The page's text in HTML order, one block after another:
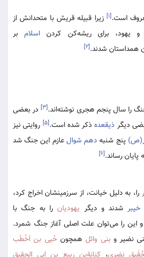
است.[۱]
زیرا قبیله قریش با متحدانش از
و یهود، برای ریشه‌کن کردن اسلامبر
همداستان شدند.[۲]
را سال پنجم هجری نوشته‌اند.[۳]
در بعضی
دیگر ذیقعدهذکر شده است.[۵]
روایتی نیز
پنج شنبه دهم شوالعازم این جنگ شد
پایان رساند.[۶]
را، به دلیل خیانت، از سرزمینشان اخراج کرد،
خیبرشدند و دیگر یهودیانرا به جنگ با
این را می‌توان علت اصلی آغاز جنگ شمرد.
نضیر وبنی وائلهمچونحُیی بن اَخْطَب